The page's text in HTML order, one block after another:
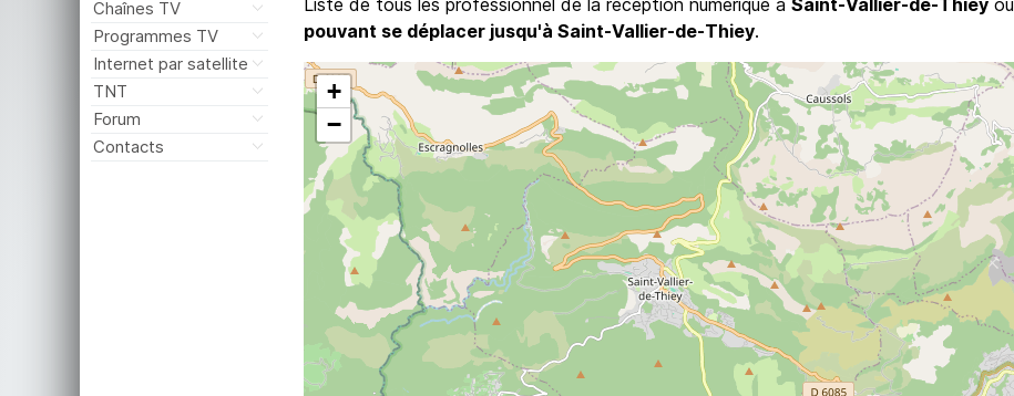
Chaînes TV
Programmes TV
Internet par satellite
TNT
Forum
Contacts
Liste de tous les professionnel de la réception numérique à Saint-Vallier-de-Thieyou
pouvant se déplacer jusqu'à Saint-Vallier-de-Thiey.
+
−